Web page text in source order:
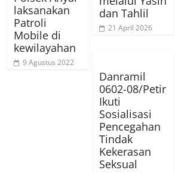
laksanakan
Patroli
Mobile di
kewilayahan
9 Agustus 2022
dan Tahlil
21 April 2026
Danramil
0602-08/Petir
Ikuti
Sosialisasi
Pencegahan
Tindak
Kekerasan
Seksual